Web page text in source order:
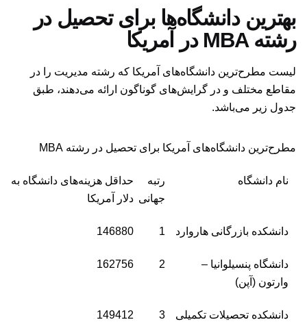
بهترین دانشگاه‌ها برای تحصیل در
رشته MBA در آمریکا
لیست مطرح‌ترین دانشگاه‌های آمریکا که رشته مدیریت را در
مقاطع مختلف و در گرایش‌های گوناگون ارائه می‌دهند، طبق
جدول زیر می‌باشد.
مطرح‌ترین دانشگاه‌های آمریکا برای تحصیل در رشته MBA
نام دانشگاه
رتبه
جهانی
حداقل هزینه‌های دانشگاه به
دلار آمریکا
دانشکده بازرگانی هاروارد 1
146880
دانشگاه پنسیلوانیا –
وارتون (آپن)
2
162756
دانشکده تحصیلات تکمیلی
3
149412